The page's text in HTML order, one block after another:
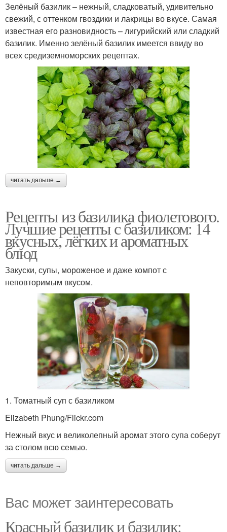
Зелёный базилик – нежный, сладковатый, удивительно
свежий, с оттенком гвоздики и лакрицы во вкусе. Самая
известная его разновидность – лигурийский или сладкий
базилик. Именно зелёный базилик имеется ввиду во
всех средиземноморских рецептах.
читать дальше →
Рецепты из базилика фиолетового.
Лучшие рецепты с базиликом: 14
вкусных, лёгких и ароматных
блюд
Закуски, супы, мороженое и даже компот с
неповторимым вкусом.
1. Томатный суп с базиликом
Elizabeth Phung/Flickr.com
Нежный вкус и великолепный аромат этого супа соберут
за столом всю семью.
читать дальше →
Вас может заинтересовать
Красный базилик и базилик: